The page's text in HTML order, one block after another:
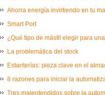
Ahorra energía invirtiendo en tu
Smart Port
¿Qué tipo de mástil elegir para
La problemática del stock
Estanterías: pieza clave en el
8 razones para iniciar la
Tres malentendidos sobre la